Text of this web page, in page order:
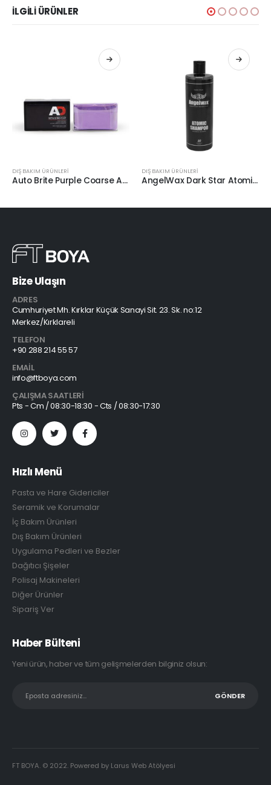
İLGILI ÜRÜNLER
DIŞ BAKIM ÜRÜNLERİ
Auto Brite Purple Coarse Agresif Yüzey Temizleyici Kil 200gr.
DIŞ BAKIM ÜRÜNLERİ
AngelWax Dark Star Atomic Shampoo Grafen İçerikli Şampuan 500ml.
Bize Ulaşın
ADRES
Cumhuriyet Mh. Kırklar Küçük Sanayi Sit. 23. Sk. no:12
Merkez/Kırklareli
TELEFON
+90 288 214 55 57
EMAIL
info@ftboya.com
ÇALIŞMA SAATLERI
Pts - Cm / 08:30-18:30 - Cts / 08:30-17:30
Hızlı Menü
Pasta ve Hare Gidericiler
Seramik ve Korumalar
İç Bakım Ürünleri
Dış Bakım Ürünleri
Uygulama Pedleri ve Bezler
Dağıtıcı Şişeler
Polisaj Makineleri
Diğer Ürünler
Sipariş Ver
Haber Bülteni
Yeni ürün, haber ve tüm gelişmelerden bilginiz olsun:
FT BOYA. © 2022. Powered by Larus Web Atölyesi